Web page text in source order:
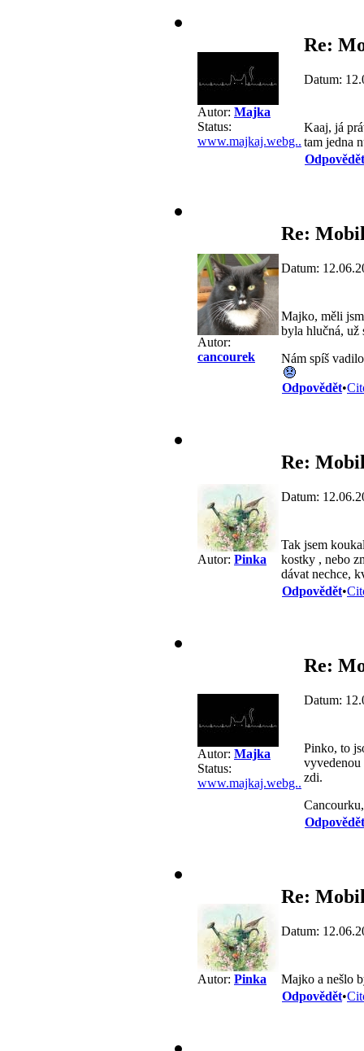
Autor: Majka
Status:
www.majkaj.webg..
Re:
Datum:
Kaaj, já
tam jedna
Odpovědět
Autor:
cancourek
Re:
Datum:
Majko, měli
byla hlučná, už
Nám spíš
Odpovědět•
Autor: Pinka
Re:
Datum:
Tak jsem
kostky , nebo
dávat nechce,
Odpovědět•
Autor: Majka
Status:
www.majkaj.webg..
Re:
Datum:
Pinko, to
vyvedenou
zdi.
Odpovědět
Autor: Pinka
Re:
Datum:
Majko a nešlo
Odpovědět•